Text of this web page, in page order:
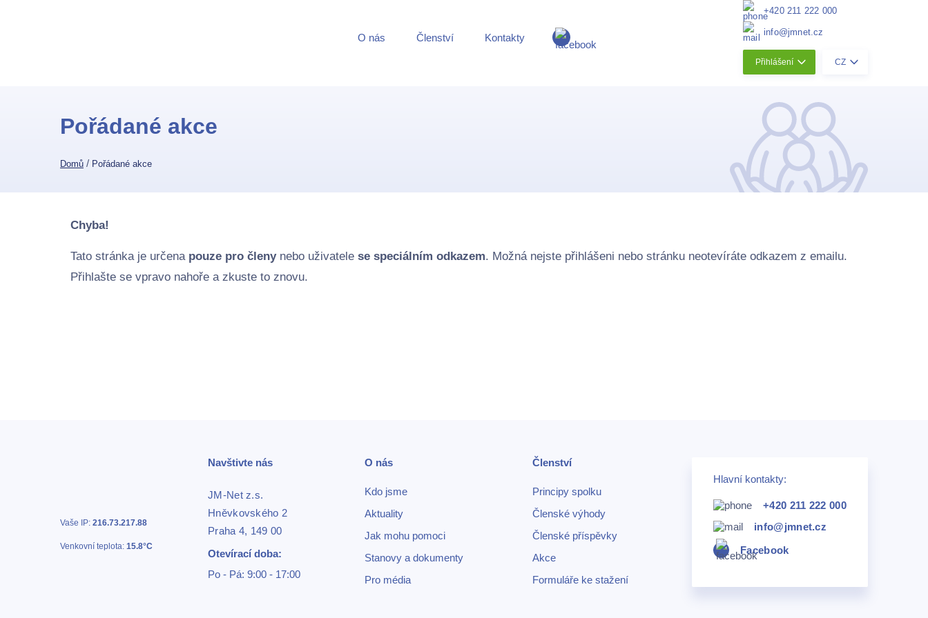
O nás Členství Kontakty
+420 211 222 000
info@jmnet.cz
Přihlášení CZ
Pořádané akce
Domů / Pořádané akce
Chyba!
Tato stránka je určena pouze pro členynebo uživatele se speciálním odkazem. Možná nejste přihlášeni nebo stránku neotevíráte odkazem z emailu.
Přihlašte se vpravo nahoře a zkuste to znovu.
Vaše IP: 216.73.217.88
Venkovní teplota: 15.8°C
Navštivte nás
JM-Net z.s.
Hněvkovského 2
Praha 4, 149 00
Otevírací doba:
Po - Pá: 9:00 - 17:00
O nás
Kdo jsme
Aktuality
Jak mohu pomoci
Stanovy a dokumenty
Pro média
Členství
Principy spolku
Členské výhody
Členské příspěvky
Akce
Formuláře ke stažení
Hlavní kontakty:
+420 211 222 000
info@jmnet.cz
Facebook